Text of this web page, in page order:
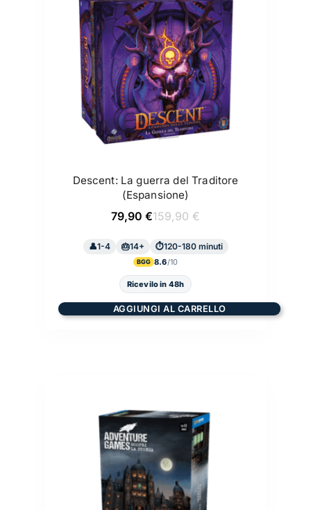
Descent: La guerra del Traditore
(Espansione)
159,90 €
Il
prezzo
era:
159,90 €.
79,90 € Il
prezzo
è:
79,90 €.
1-4 14+ 120-180 minuti
BGG 8.6
Ricevilo in 48h
AGGIUNGI AL CARRELLO